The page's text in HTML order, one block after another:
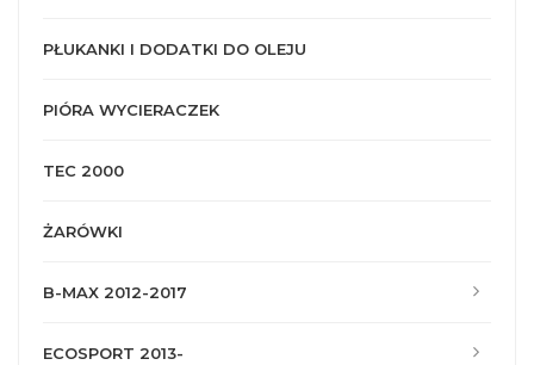
PŁUKANKI I DODATKI DO OLEJU
PIÓRA WYCIERACZEK
TEC 2000
ŻARÓWKI
B-MAX 2012-2017
ECOSPORT 2013-